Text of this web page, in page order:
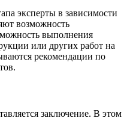
эксперты в зависимости
возможность
выполнения
или других работ на
рекомендации по
заключение. В этом